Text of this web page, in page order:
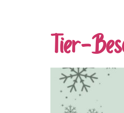
Tier-